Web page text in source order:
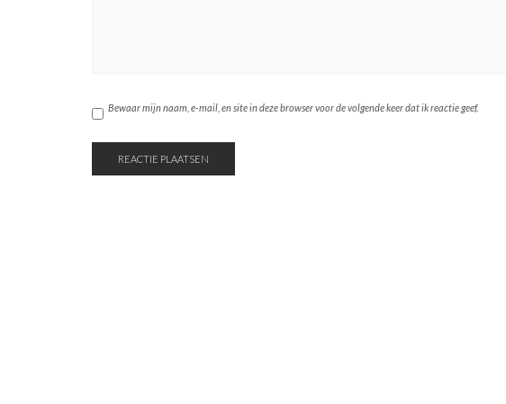
Bewaar mijn naam, e-mail, en site in deze browser voor de volgende keer dat ik reactie geef.